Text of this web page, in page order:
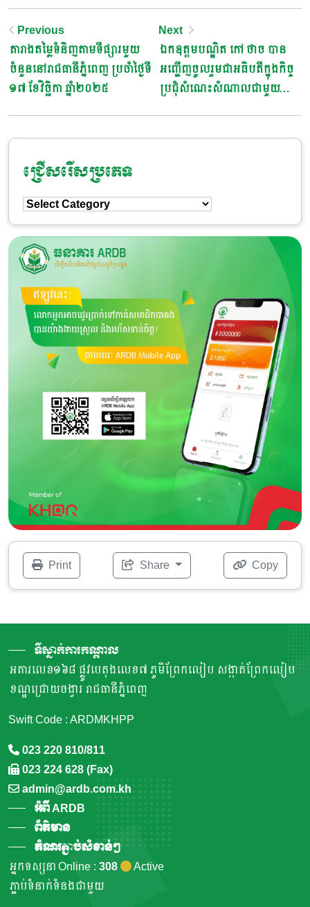
Post
Navigation
Previous
តារាងតម្លៃទំនិញតាមទីផ្សារមួយ
ចំនួននៅរាជធានីភ្នំពេញ ប្រចាំថ្ងៃទី
១៧ ខែវិច្ឆិកា ឆ្នាំ២០២៥
Next
ឯកឧត្តមបណ្ឌិត កៅ ថាច បាន
អញ្ជើញចូលរួមជាអធិបតីក្នុងកិច្ច
ប្រជុំសំណេះសំណាលជាមួយ
ជ្រើសរើសប្រភេទ
ជ្រើសរើស
ប្រភេទ
Print Share Copy
ទីស្នាក់ការកណ្តាល
អគារលេខ១៦៨ ផ្លូវបេតុងលេខ៧ ភូមិព្រែកលៀប សង្កាត់ព្រែកលៀប
ខណ្ឌជ្រោយចង្វារ រាជធានីភ្នំពេញ
Swift Code : ARDMKHPP
023 220 810/811
023 224 628 (Fax)
admin@ardb.com.kh
អំពី ARDB
ព័ត៌មាន
តំណរភ្ជាប់សំខាន់ៗ
អ្នកទស្សនា Online : 308
Active
ភ្ជាប់ទំនាក់ទំនងជាមួយ